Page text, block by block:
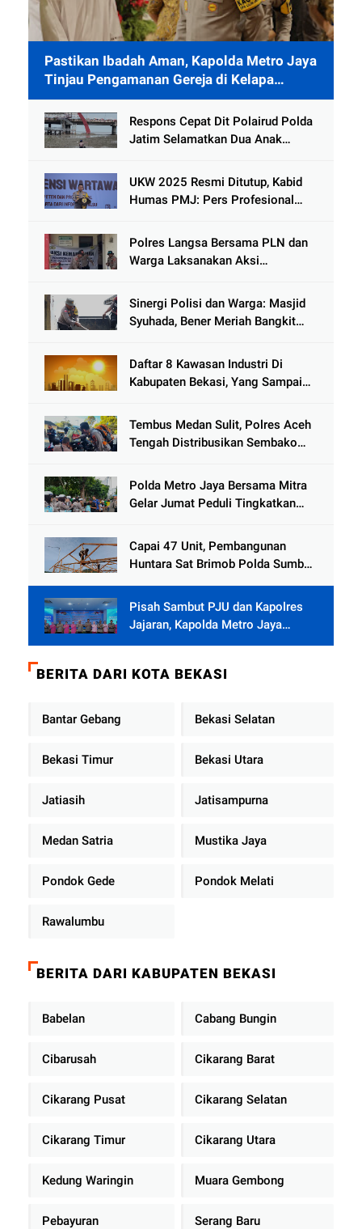
Pastikan Ibadah Aman, Kapolda Metro Jaya
Tinjau Pengamanan Gereja di Kelapa
Gading
Respons Cepat Dit Polairud Polda
Jatim Selamatkan Dua Anak
Kenjeran
UKW 2025 Resmi Ditutup, Kabid
Humas PMJ: Pers Profesional
Hoaks
Polres Langsa Bersama PLN dan
Warga Laksanakan Aksi
Tamiang
Sinergi Polisi dan Warga: Masjid
Syuhada, Bener Meriah Bangkit
Daftar 8 Kawasan Industri Di
Kabupaten Bekasi, Yang Sampai
Tembus Medan Sulit, Polres Aceh
Tengah Distribusikan Sembako
Jamat
Polda Metro Jaya Bersama Mitra
Gelar Jumat Peduli Tingkatkan
Capai 47 Unit, Pembangunan
Huntara Sat Brimob Polda Sumbar
Pisah Sambut PJU dan Kapolres
Jajaran, Kapolda Metro Jaya
Tekankan Pelayanan Publik
BERITA DARI KOTA BEKASI
Bantar Gebang Bekasi Selatan
Bekasi Timur Bekasi Utara
Jatiasih Jatisampurna
Medan Satria Mustika Jaya
Pondok Gede Pondok Melati
Rawalumbu
BERITA DARI KABUPATEN BEKASI
Babelan Cabang Bungin
Cibarusah Cikarang Barat
Cikarang Pusat Cikarang Selatan
Cikarang Timur Cikarang Utara
Kedung Waringin Muara Gembong
Pebayuran Serang Baru